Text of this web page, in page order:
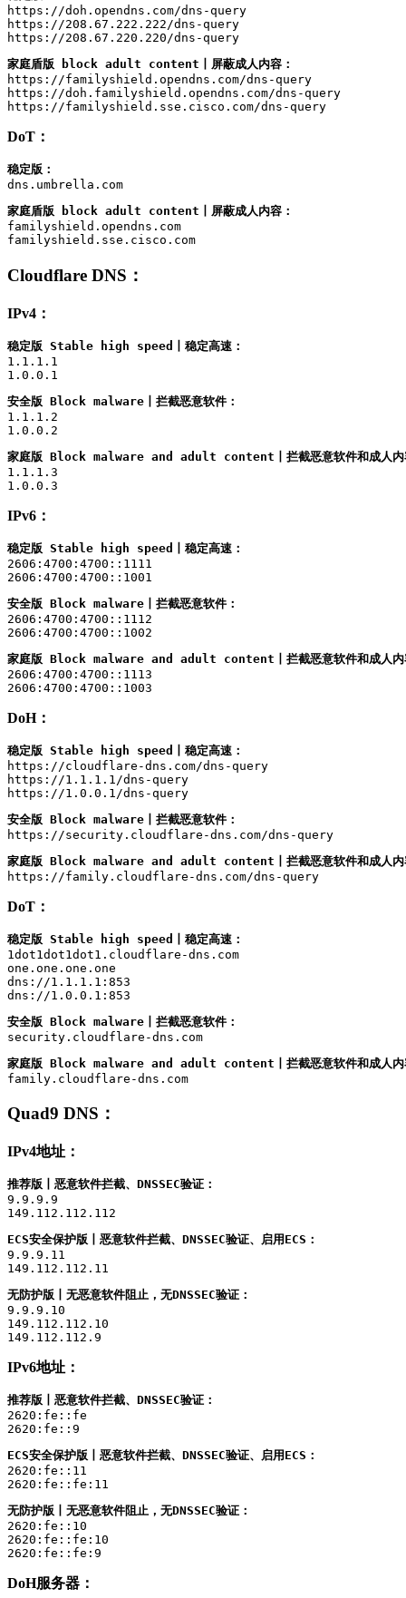
https://doh.opendns.com/dns-query
https://208.67.222.222/dns-query
https://208.67.220.220/dns-query
家庭盾版 block adult content丨屏蔽成人内容：
https://familyshield.opendns.com/dns-query
https://doh.familyshield.opendns.com/dns-query
https://familyshield.sse.cisco.com/dns-query
DoT：
稳定版：
dns.umbrella.com
家庭盾版 block adult content丨屏蔽成人内容：
familyshield.opendns.com
familyshield.sse.cisco.com
Cloudflare DNS ：
IPv4：
稳定版 Stable high speed丨稳定高速：
1.1.1.1
1.0.0.1
安全版 Block malware丨拦截恶意软件：
1.1.1.2
1.0.0.2
家庭版 Block malware and adult content丨拦截恶意软件和成人内
1.1.1.3
1.0.0.3
IPv6：
稳定版 Stable high speed丨稳定高速：
2606:4700:4700::1111
2606:4700:4700::1001
安全版 Block malware丨拦截恶意软件：
2606:4700:4700::1112
2606:4700:4700::1002
家庭版 Block malware and adult content丨拦截恶意软件和成人内
2606:4700:4700::1113
2606:4700:4700::1003
DoH：
稳定版 Stable high speed丨稳定高速：
https://cloudflare-dns.com/dns-query
https://1.1.1.1/dns-query
https://1.0.0.1/dns-query
安全版 Block malware丨拦截恶意软件：
https://security.cloudflare-dns.com/dns-query
家庭版 Block malware and adult content丨拦截恶意软件和成人内
https://family.cloudflare-dns.com/dns-query
DoT：
稳定版 Stable high speed丨稳定高速：
1dot1dot1dot1.cloudflare-dns.com
one.one.one.one
dns://1.1.1.1:853
dns://1.0.0.1:853
安全版 Block malware丨拦截恶意软件：
security.cloudflare-dns.com
家庭版 Block malware and adult content丨拦截恶意软件和成人内
family.cloudflare-dns.com
Quad9 DNS ：
IPv4地址：
推荐版丨恶意软件拦截、DNSSEC验证：
9.9.9.9
149.112.112.112
ECS安全保护版丨恶意软件拦截、DNSSEC验证、启用ECS：
9.9.9.11
149.112.112.11
无防护版丨无恶意软件阻止，无DNSSEC验证：
9.9.9.10
149.112.112.10
149.112.112.9
IPv6地址：
推荐版丨恶意软件拦截、DNSSEC验证：
2620:fe::fe
2620:fe::9
ECS安全保护版丨恶意软件拦截、DNSSEC验证、启用ECS：
2620:fe::11
2620:fe::fe:11
无防护版丨无恶意软件阻止，无DNSSEC验证：
2620:fe::10
2620:fe::fe:10
2620:fe::fe:9
DoH服务器：